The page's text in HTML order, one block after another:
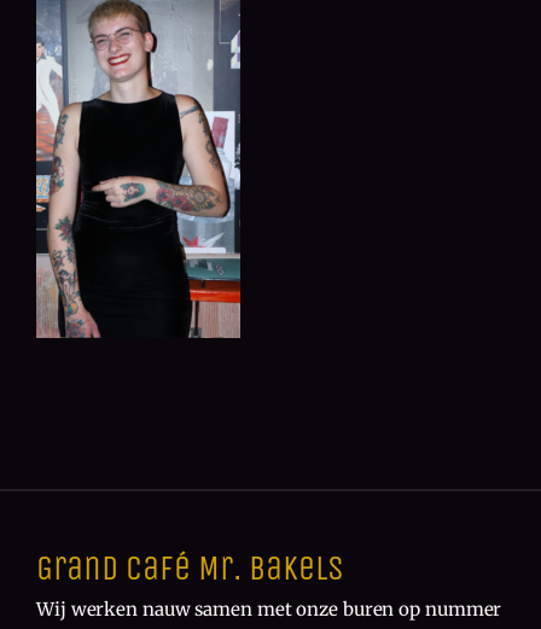
Grand Café Mr. Bakels
Wij werken nauw samen met onze buren op nummer